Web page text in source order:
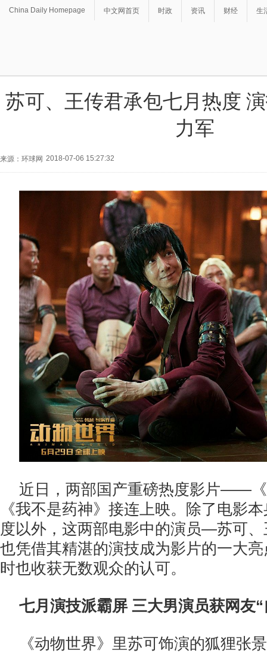
China Daily Homepage 中文网首页 时政 资讯 财经 生
苏可、王传君承包七月热度
力军
来源：环球网 2018-07-06 15:27:32
近日，两部国产重磅热度影片――
《我不是药神》接连上映。除了电影
度以外，这两部电影中的演员—苏可
也凭借其精湛的演技成为影片的一大
时也收获无数观众的认可。
七月演技派霸屏 三大男演员获网友
《动物世界》里苏可饰演的狐狸张